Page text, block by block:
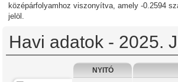
középárfolyamhoz viszonyítva, amely -0.2594
jelöl.
Havi adatok - 2025.
NYITÓ